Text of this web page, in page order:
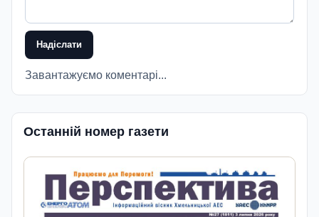
Надіслати
Завантажуємо коментарі...
Останній номер газети